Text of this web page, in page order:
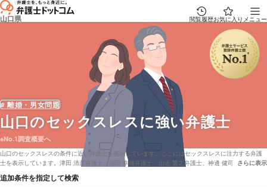
山口県 閲覧履歴お気に入り メニュー
# 離婚・男女問題
山口のセックスレスに強い弁護士
※No.1調査概要へ
山口のセックスレスの条件に近い弁護士を表示しています。ここにはセックスレスに注力する弁護
士を表示しています。津田 清彦弁護士、沼田 幸雄弁護士、山近 繁之弁護士、神邊 健司弁護士、横
山 詩土弁護士などの電話・メールの問合せ情報から、口コミや評判・土日祝日の休日法律相談や無
料相談の可否など、充実した専門情報で心強い弁護士をお探しください。
説明文の
さらに表示
追加条件を指定して検索